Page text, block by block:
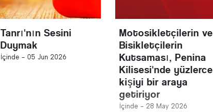
Tanrı'nın Sesini
Duymak
İçinde - 05 Jun 2026
Motosikletçilerin ve
Bisikletçilerin
Kutsaması, Penina
Kilisesi'nde yüzlerce
kişiyi bir araya
getiriyor
İçinde - 28 May 2026